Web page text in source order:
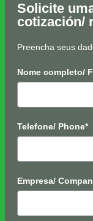
Solicite
cotización/
Preencha seus
Nome completo/
Telefone/ Phone*
Empresa/